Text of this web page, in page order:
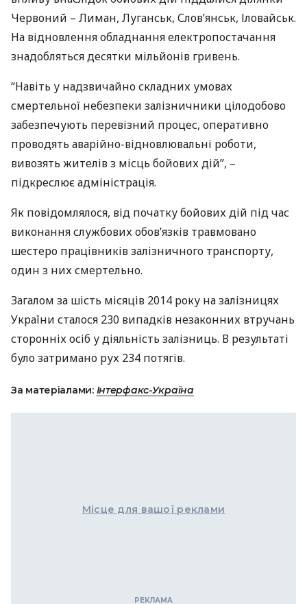
Червоний – Лиман, Луганськ, Слов’янськ, Іловайськ.
На відновлення обладнання електропостачання
знадобляться десятки мільйонів гривень.
“Навіть у надзвичайно складних умовах
смертельної небезпеки залізничники цілодобово
забезпечують перевізний процес, оперативно
проводять аварійно-відновлювальні роботи,
вивозять жителів з ​​місць бойових дій”, –
підкреслює адміністрація.
Як повідомлялося, від початку бойових дій під час
виконання службових обов’язків травмовано
шестеро працівників залізничного транспорту,
один з них смертельно.
Загалом за шість місяців 2014 року на залізницях
України сталося 230 випадків незаконних втручань
сторонніх осіб у діяльність залізниць. В результаті
було затримано рух 234 потягів.
За матеріалами: Інтерфакс-Україна
Місце для вашої реклами